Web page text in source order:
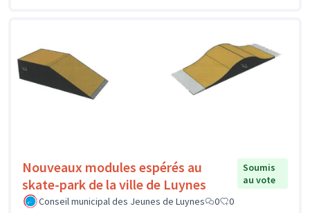
Nouveaux modules espérés au
skate-park de la ville de Luynes
Soumis
au vote
Conseil municipal des Jeunes de Luynes
0 0